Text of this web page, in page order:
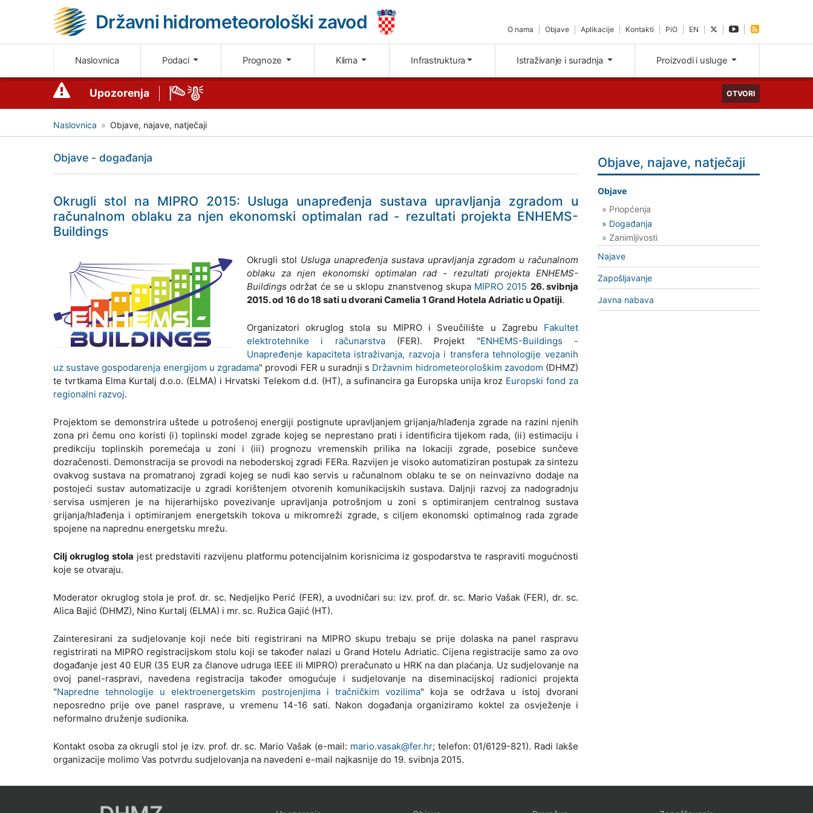
Državni hidrometeorološki zavod O nama Objave Aplikacije Kontakti PiO EN
Naslovnica Podaci Prognoze Klima Infrastruktura Istraživanje i suradnja Proizvodi i usluge
Upozorenja OTVORI
Naslovnica Objave, najave, natječaji
Objave - događanja
Okrugli stol na MIPRO 2015: Usluga unapređenja sustava upravljanja zgradom u
računalnom oblaku za njen ekonomski optimalan rad - rezultati projekta ENHEMS-
Buildings
Okrugli stol Usluga unapređenja sustava upravljanja zgradom u računalnom
oblaku za njen ekonomski optimalan rad - rezultati projekta ENHEMS-
Buildings održat će se u sklopu znanstvenog skupa MIPRO 2015 26. svibnja
2015. od 16 do 18 sati u dvorani Camelia 1 Grand Hotela Adriatic u Opatiji.
Organizatori okruglog stola su MIPRO i Sveučilište u Zagrebu Fakultet
elektrotehnike i računarstva(FER). Projekt "ENHEMS-Buildings -
Unapređenje kapaciteta istraživanja, razvoja i transfera tehnologije vezanih
uz sustave gospodarenja energijom u zgradama" provodi FER u suradnji s Državnim hidrometeorološkim zavodom (DHMZ)
te tvrtkama Elma Kurtalj d.o.o. (ELMA) i Hrvatski Telekom d.d. (HT), a sufinancira ga Europska unija kroz Europski fond za
regionalni razvoj.
Projektom se demonstrira uštede u potrošenoj energiji postignute upravljanjem grijanja/hlađenja zgrade na razini njenih
zona pri čemu ono koristi (i) toplinski model zgrade kojeg se neprestano prati i identificira tijekom rada, (ii) estimaciju i
predikciju toplinskih poremećaja u zoni i (iii) prognozu vremenskih prilika na lokaciji zgrade, posebice sunčeve
dozračenosti. Demonstracija se provodi na neboderskoj zgradi FERa. Razvijen je visoko automatiziran postupak za sintezu
ovakvog sustava na promatranoj zgradi kojeg se nudi kao servis u računalnom oblaku te se on neinvazivno dodaje na
postojeći sustav automatizacije u zgradi korištenjem otvorenih komunikacijskih sustava. Daljnji razvoj za nadogradnju
servisa usmjeren je na hijerarhijsko povezivanje upravljanja potrošnjom u zoni s optimiranjem centralnog sustava
grijanja/hlađenja i optimiranjem energetskih tokova u mikromreži zgrade, s ciljem ekonomski optimalnog rada zgrade
spojene na naprednu energetsku mrežu.
Cilj okruglog stola jest predstaviti razvijenu platformu potencijalnim korisnicima iz gospodarstva te raspraviti mogućnosti
koje se otvaraju.
Moderator okruglog stola je prof. dr. sc. Nedjeljko Perić (FER), a uvodničari su: izv. prof. dr. sc. Mario Vašak (FER), dr. sc.
Alica Bajić (DHMZ), Nino Kurtalj (ELMA) i mr. sc. Ružica Gajić (HT).
Zainteresirani za sudjelovanje koji neće biti registrirani na MIPRO skupu trebaju se prije dolaska na panel raspravu
registrirati na MIPRO registracijskom stolu koji se također nalazi u Grand Hotelu Adriatic. Cijena registracije samo za ovo
događanje jest 40 EUR (35 EUR za članove udruga IEEE ili MIPRO) preračunato u HRK na dan plaćanja. Uz sudjelovanje na
ovoj panel-raspravi, navedena registracija također omogućuje i sudjelovanje na diseminacijskoj radionici projekta
"Napredne tehnologije u elektroenergetskim postrojenjima i tračničkim vozilima" koja se održava u istoj dvorani
neposredno prije ove panel rasprave, u vremenu 14-16 sati. Nakon događanja organiziramo koktel za osvježenje i
neformalno druženje sudionika.
Kontakt osoba za okrugli stol je izv. prof. dr. sc. Mario Vašak (e-mail: mario.vasak@fer.hr; telefon: 01/6129-821). Radi lakše
organizacije molimo Vas potvrdu sudjelovanja na navedeni e-mail najkasnije do 19. svibnja 2015.
Objave, najave, natječaji
Objave
» Priopćenja
» Događanja
» Zanimljivosti
Najave
Zapošljavanje
Javna nabava